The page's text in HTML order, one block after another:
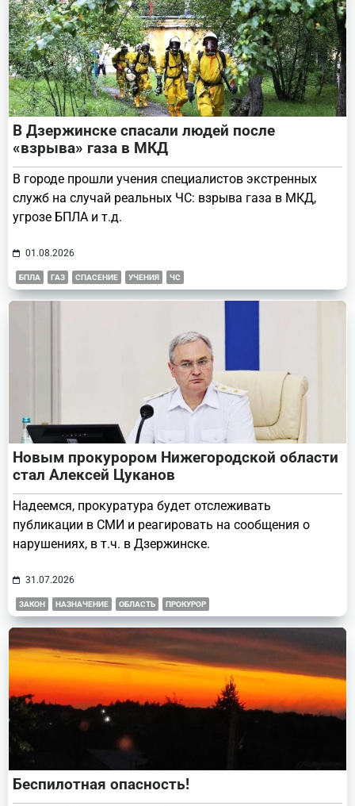
В Дзержинске спасали людей после
«взрыва» газа в МКД
В городе прошли учения специалистов экстренных
служб на случай реальных ЧС: взрыва газа в МКД,
угрозе БПЛА и т.д.
01.08.2026
БПЛА ГАЗ СПАСЕНИЕ УЧЕНИЯ ЧС
Новым прокурором Нижегородской области
стал Алексей Цуканов
Надеемся, прокуратура будет отслеживать
публикации в СМИ и реагировать на сообщения о
нарушениях, в т.ч. в Дзержинске.
31.07.2026
ЗАКОН НАЗНАЧЕНИЕ ОБЛАСТЬ ПРОКУРОР
Беспилотная опасность!